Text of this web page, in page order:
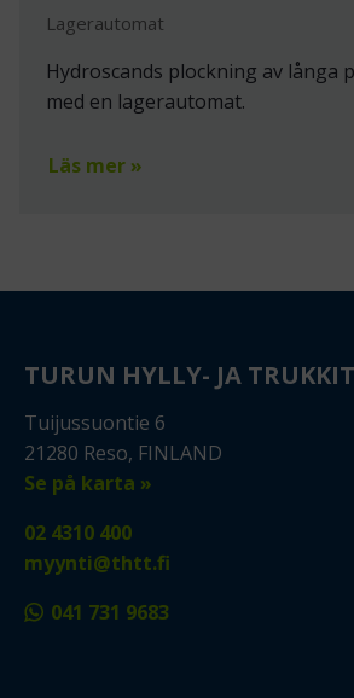
Lagerautomat
Hydroscands plockning av långa
med en lagerautomat.
Läs mer »
TURUN HYLLY- JA
Tuijussuontie 6
21280 Reso, FINLAND
Se på karta »
02 4310 400
myynti@thtt.fi
041 731 9683